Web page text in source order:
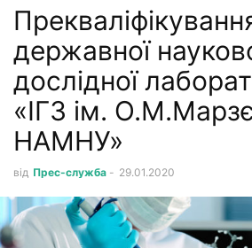
державної
дослідної
«ІГЗ ім.
НАМНУ»
від Прес-служба - 29.01.2020